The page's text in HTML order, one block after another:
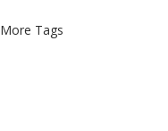
More Tags